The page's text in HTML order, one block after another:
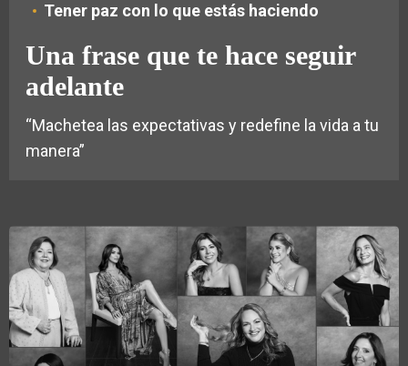
Tener paz con lo que estás haciendo
Una frase que te hace seguir
adelante
“Machetea las expectativas y redefine la vida a tu
manera”